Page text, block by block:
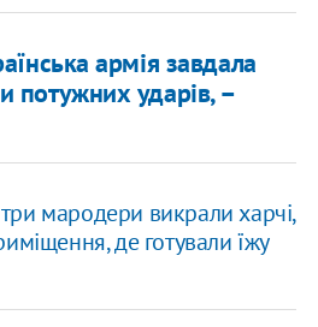
армія завдала
ударів, –
мародери викрали харчі,
де готували їжу